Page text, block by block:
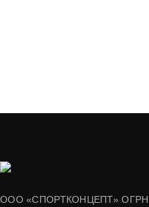
ООО «СПОРТКОНЦЕПТ» ОГРН